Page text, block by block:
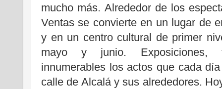
mucho más. Alrededor de los
Ventas se convierte en un lugar de
y en un centro cultural de primer
mayo y junio. Exposiciones,
innumerables los actos que cada
calle de Alcalá y sus alrededores.